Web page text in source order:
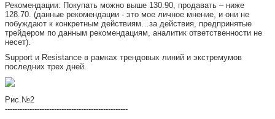
Рекомендации: Покупать можно выше 130.90, продавать – ниже
128.70. (данные рекомендации - это мое личное мнение, и они не
побуждают к конкретным действиям…за действия, предпринятые
трейдером по данным рекомендациям, аналитик ответственности не
несет).
Support и Resistance в рамках трендовых линий и экстремумов
последних трех дней.
Рис.№2
--------------------------------------------------